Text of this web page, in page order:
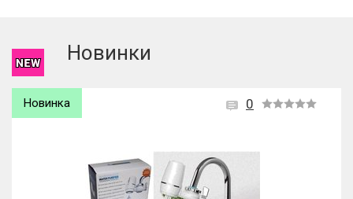
Новинки
0
Новинка